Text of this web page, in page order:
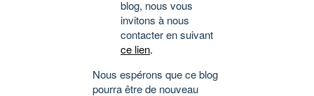
blog, nous vous
invitons à nous
contacter en suivant
ce lien.
Nous espérons que ce blog
pourra être de nouveau